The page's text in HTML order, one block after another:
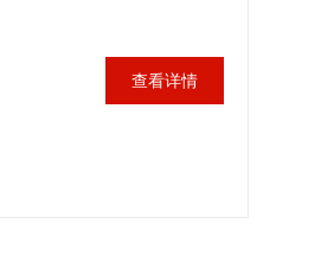
查看详情